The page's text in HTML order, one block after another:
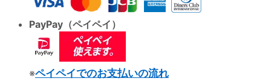
PayPay（ペイペイ）
※ペイペイでのお支払いの流れ